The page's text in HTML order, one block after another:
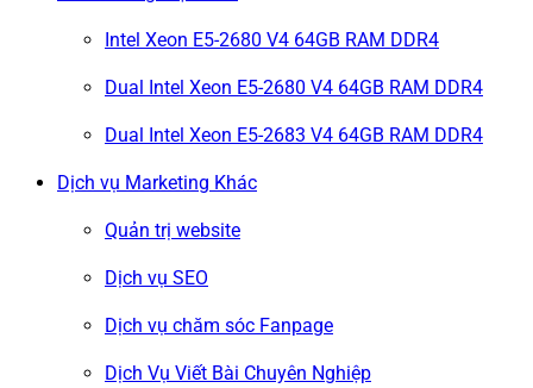
Intel Xeon E5-2680 V4 64GB RAM DDR4
Dual Intel Xeon E5-2680 V4 64GB RAM DDR4
Dual Intel Xeon E5-2683 V4 64GB RAM DDR4
Dịch vụ Marketing Khác
Quản trị website
Dịch vụ SEO
Dịch vụ chăm sóc Fanpage
Dịch Vụ Viết Bài Chuyên Nghiệp